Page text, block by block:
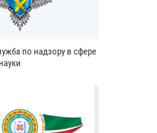
по надзору в сфере